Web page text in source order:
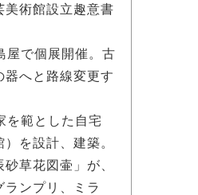
美術館設立趣意書
で個展開催。古
器へと路線変更す
範とした自宅
）を設計、建築。
草花図壷」が、
ランプリ、ミラ